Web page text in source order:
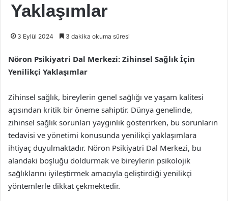
Yaklaşımlar
3 Eylül 2024 3 dakika okuma süresi
Nöron Psikiyatri Dal Merkezi: Zihinsel Sağlık İçin
Yenilikçi Yaklaşımlar
Zihinsel sağlık, bireylerin genel sağlığı ve yaşam kalitesi
açısından kritik bir öneme sahiptir. Dünya genelinde,
zihinsel sağlık sorunları yaygınlık gösterirken, bu sorunların
tedavisi ve yönetimi konusunda yenilikçi yaklaşımlara
ihtiyaç duyulmaktadır. Nöron Psikiyatri Dal Merkezi, bu
alandaki boşluğu doldurmak ve bireylerin psikolojik
sağlıklarını iyileştirmek amacıyla geliştirdiği yenilikçi
yöntemlerle dikkat çekmektedir.